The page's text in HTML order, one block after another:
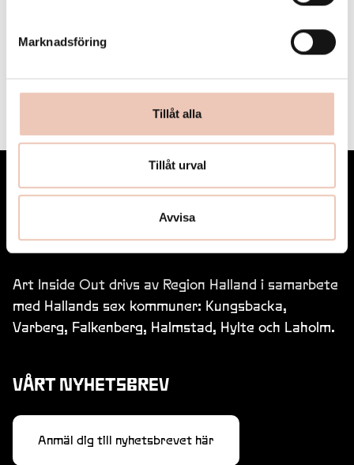
Marknadsföring
Tillåt alla
Tillåt urval
Avvisa
↓
Text
SPEGELN SOM VISAR OSS SJÄLVA OCH
VÅR PLATS I NYTT LJUS
Sofia Larsson
Art Inside Out drivs av Region Halland i samarbete
med Hallands sex kommuner: Kungsbacka,
Varberg, Falkenberg, Halmstad, Hylte och Laholm.
VÅRT NYHETSBREV
Anmäl dig till nyhetsbrevet här